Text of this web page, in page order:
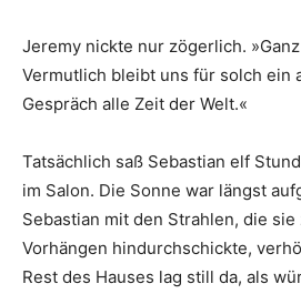
Jeremy nickte nur zögerlich.
Vermutlich bleibt uns für solch ein
Gespräch alle Zeit der Welt.«
Tatsächlich saß Sebastian elf
im Salon. Die Sonne war längst
Sebastian mit den Strahlen, die
Vorhängen hindurchschickte,
Rest des Hauses lag still da, als